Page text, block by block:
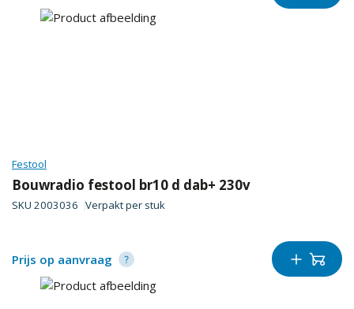
Festool
Bouwradio festool br10 d dab+ 230v
SKU 2003036 Verpakt per stuk
Prijs op aanvraag